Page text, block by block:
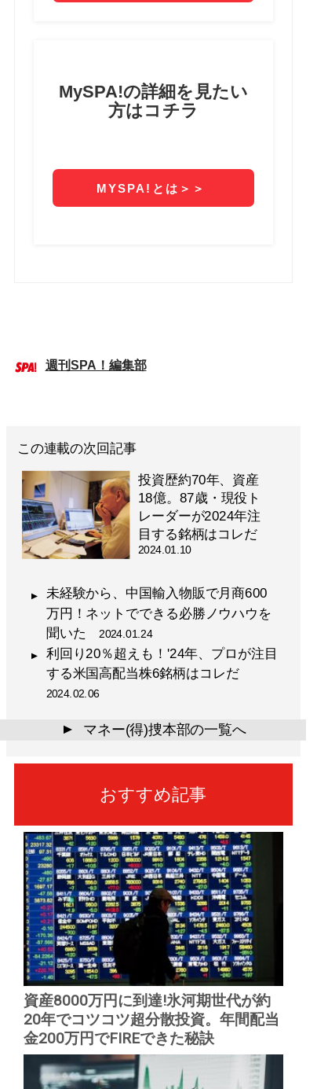
週刊SPA！編集部
この連載の次回記事
投資歴約70年、資産
18億。87歳・現役ト
レーダーが2024年注
目する銘柄はコレだ
2024.01.10
未経験から、中国輸入物販で月商600
万円！ネットでできる必勝ノウハウを
聞いた
2024.01.24
利回り20％超えも！'24年、プロが注目
する米国高配当株6銘柄はコレだ
2024.02.06
▲ マネー(得)捜本部の一覧へ
おすすめ記事
資産8000万円に到達!氷河期世代が約
20年でコツコツ超分散投資。年間配当
金200万円でFIREできた秘訣